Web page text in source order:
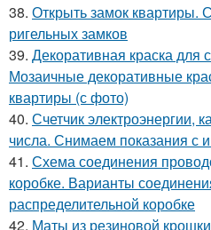
38. Открыть замок квартиры.
ригельных замков
39. Декоративная краска для
Мозаичные декоративные
квартиры (с фото)
40. Счетчик электроэнергии,
числа. Снимаем показания с
41. Схема соединения
коробке. Варианты
распределительной коробке
42. Маты из резиновой крошки